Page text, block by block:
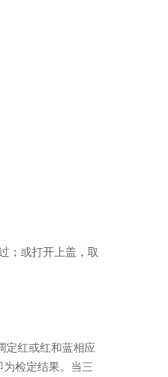
；或打开上盖，取
红或红和蓝相应
检定结果。当三